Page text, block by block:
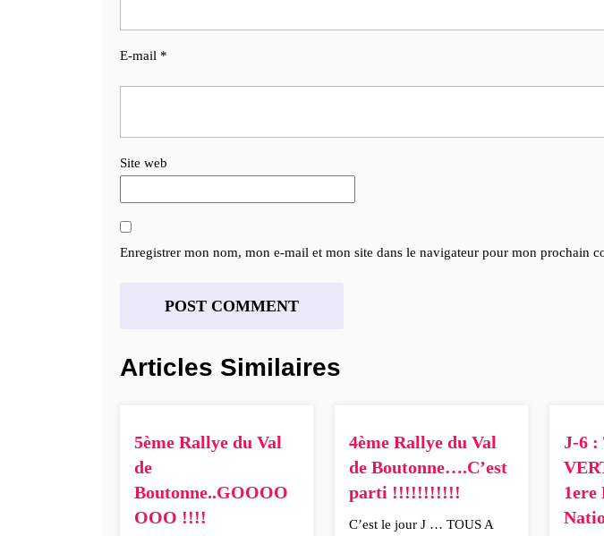
E-mail *
Site web
Enregistrer mon nom, mon e-mail et mon site dans le navigateur pour mon prochain
Articles Similaires
5ème Rallye du Val
de
Boutonne..GOOOO
OOO !!!!
4ème Rallye du Val
de Boutonne….C’est
parti !!!!!!!!!!!
C’est le jour J … TOUS A
J-6 :
1ere